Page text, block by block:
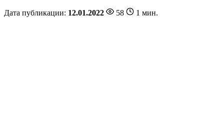
Дата публикации: 12.01.2022 58 1 мин.